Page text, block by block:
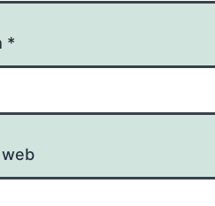
*